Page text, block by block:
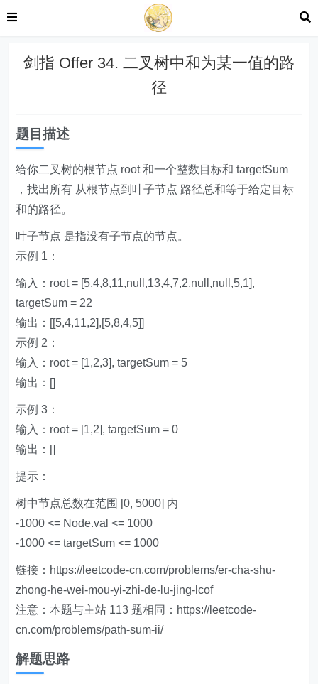
剑指 Offer 34. 二叉树中和为某一值的路
径
题目描述
给你二叉树的根节点 root 和一个整数目标和 targetSum
，找出所有 从根节点到叶子节点 路径总和等于给定目标
和的路径。
叶子节点 是指没有子节点的节点。
示例 1：
输入：root = [5,4,8,11,null,13,4,7,2,null,null,5,1],
targetSum = 22
输出：[[5,4,11,2],[5,8,4,5]]
示例 2：
输入：root = [1,2,3], targetSum = 5
输出：[]
示例 3：
输入：root = [1,2], targetSum = 0
输出：[]
提示：
树中节点总数在范围 [0, 5000] 内
-1000 <= Node.val <= 1000
-1000 <= targetSum <= 1000
链接：https://leetcode-cn.com/problems/er-cha-shu-
zhong-he-wei-mou-yi-zhi-de-lu-jing-lcof
注意：本题与主站 113 题相同：https://leetcode-
cn.com/problems/path-sum-ii/
解题思路